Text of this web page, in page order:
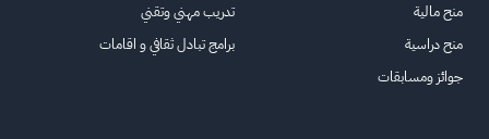
منح مالية
منح دراسية
جوائز ومسابقات
تدريب مهني وتقني
برامج تبادل ثقافي و اقامات